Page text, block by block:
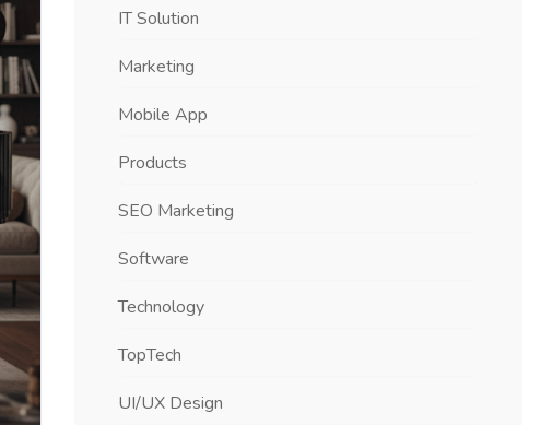
IT Solution
Marketing
Mobile App
Products
SEO Marketing
Software
Technology
TopTech
UI/UX Design